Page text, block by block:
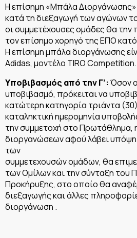
Η επίσημη «Μπάλα Διοργάνωσης»
κατά τη διεξαγωγή των αγώνων
οι συμμετέχουσες ομάδες θα
τον επίσημο χορηγό της ΕΠΟ
Η επίσημη μπάλα διοργάνωσης
Αdidas, μοντέλο TIRO Competition.
Υποβιβασμός από την Γ’:Όσον
υποβιβασμό, πρόκειται να
κατώτερη κατηγορία τριάντα
καταληκτική ημερομηνία
την συμμετοχή στο Πρωτάθλημα,
διοργανώσεων αφού λάβει υπόψη
των
συμμετεχουσών ομάδων, θα
των Ομίλων και την σύνταξη του
Προκήρυξης, στο οποίο θα
διεξαγωγής και άλλες
διοργάνωση .